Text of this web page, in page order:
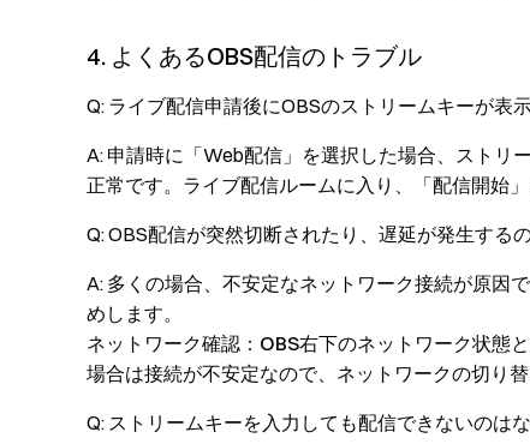
4. よくあるOBS配信のトラブル
Q: ライブ配信申請後にOBSのストリームキーが表
A: 申請時に「Web配信」を選択した場合、ストリ
正常です。ライブ配信ルームに入り、「配信開始
Q: OBS配信が突然切断されたり、遅延が発生する
A: 多くの場合、不安定なネットワーク接続が原因
めします。
ネットワーク確認：OBS右下のネットワーク状態
場合は接続が不安定なので、ネットワークの切り替
Q: ストリームキーを入力しても配信できないのは